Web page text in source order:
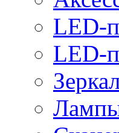
LED-
LED-